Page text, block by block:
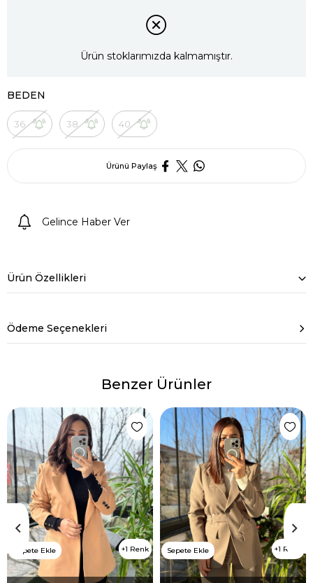
Ürün stoklarımızda kalmamıştır.
BEDEN
36 38 40
Ürünü Paylaş
Gelince Haber Ver
Ürün Özellikleri
Ödeme Seçenekleri
Benzer Ürünler
1 Renk
Sepete Ekle 1 Renk
Sepete Ekle